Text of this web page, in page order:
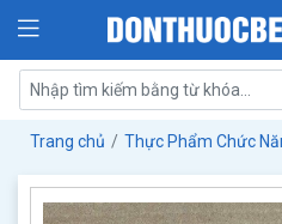
Trang chủ Thực Phẩm Chức